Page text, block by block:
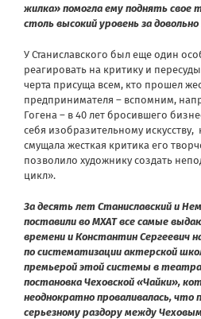
жилка» помогла ему поднять свое
столь высокий уровень за
У Станиславского был еще один
реагировать на критику и
черта присуща всем, кто прошел
предпринимателя – вспомним,
Гогена – в 40 лет бросившего
себя изобразительному искусству,
смущала жесткая критика его
позволило художнику создать
цикл».
За десять лет Станиславский и
поставили во МХАТ все самые
времени и Константин Сергеевич
по систематизации актерской
премьерой этой системы в
постановка Чеховской «Чайки»,
неоднократно проваливалась, что
серьезному раздору между